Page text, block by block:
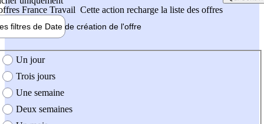
France Travail Cette action recharge la liste des offres
filtres de Date de création de l'offre
création de l'offre
Un jour
Trois jours
Une semaine
Deux semaines